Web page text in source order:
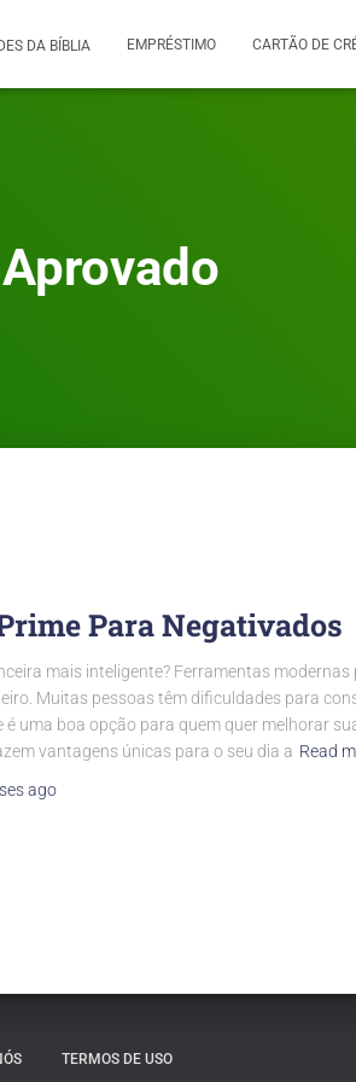
DA BÍBLIA EMPRÉSTIMO CARTÃO DE
Para Negativados
mais inteligente? Ferramentas modernas
Muitas pessoas têm dificuldades para
é uma boa opção para quem quer melhorar
vantagens únicas para o seu dia a Read
ago
TERMOS DE USO